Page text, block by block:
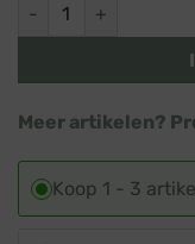
IP44
Meer artikelen?
Koop 1 - 3